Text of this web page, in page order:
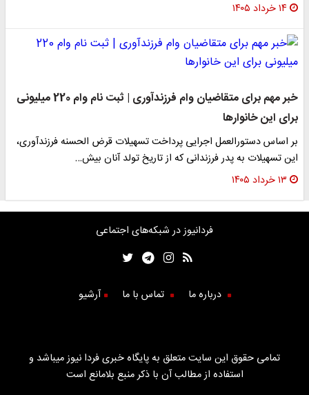
۱۴ خرداد ۱۴۰۵
خبر مهم برای متقاضیان وام فرزندآوری | ثبت نام وام 220 میلیونی
برای این خانوارها
بر اساس دستورالعمل اجرایی پرداخت تسهیلات قرض الحسنه فرزندآوری،
این تسهیلات به پدر فرزندانی که از تاریخ تولد آنان بیش…
۱۳ خرداد ۱۴۰۵
فردانیوز در شبکه‌های اجتماعی
درباره ما تماس با ما آرشیو
تمامی حقوق این سایت متعلق به پایگاه خبری فردا نیوز میباشد و
استفاده از مطالب آن با ذکر منبع بلامانع است